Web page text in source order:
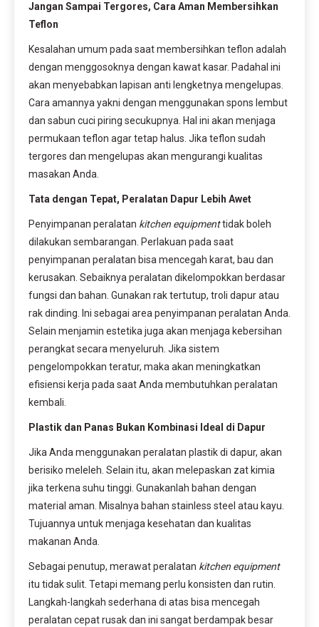
Jangan Sampai Tergores, Cara Aman Membersihkan
Teflon
Kesalahan umum pada saat membersihkan teflon adalah
dengan menggosoknya dengan kawat kasar. Padahal ini
akan menyebabkan lapisan anti lengketnya mengelupas.
Cara amannya yakni dengan menggunakan spons lembut
dan sabun cuci piring secukupnya. Hal ini akan menjaga
permukaan teflon agar tetap halus. Jika teflon sudah
tergores dan mengelupas akan mengurangi kualitas
masakan Anda.
Tata dengan Tepat, Peralatan Dapur Lebih Awet
Penyimpanan peralatan kitchen equipmenttidak boleh
dilakukan sembarangan. Perlakuan pada saat
penyimpanan peralatan bisa mencegah karat, bau dan
kerusakan. Sebaiknya peralatan dikelompokkan berdasar
fungsi dan bahan. Gunakan rak tertutup, troli dapur atau
rak dinding. Ini sebagai area penyimpanan peralatan Anda.
Selain menjamin estetika juga akan menjaga kebersihan
perangkat secara menyeluruh. Jika sistem
pengelompokkan teratur, maka akan meningkatkan
efisiensi kerja pada saat Anda membutuhkan peralatan
kembali.
Plastik dan Panas Bukan Kombinasi Ideal di Dapur
Jika Anda menggunakan peralatan plastik di dapur, akan
berisiko meleleh. Selain itu, akan melepaskan zat kimia
jika terkena suhu tinggi. Gunakanlah bahan dengan
material aman. Misalnya bahan stainless steel atau kayu.
Tujuannya untuk menjaga kesehatan dan kualitas
makanan Anda.
Sebagai penutup, merawat peralatan kitchen equipment
itu tidak sulit. Tetapi memang perlu konsisten dan rutin.
Langkah-langkah sederhana di atas bisa mencegah
peralatan cepat rusak dan ini sangat berdampak besar